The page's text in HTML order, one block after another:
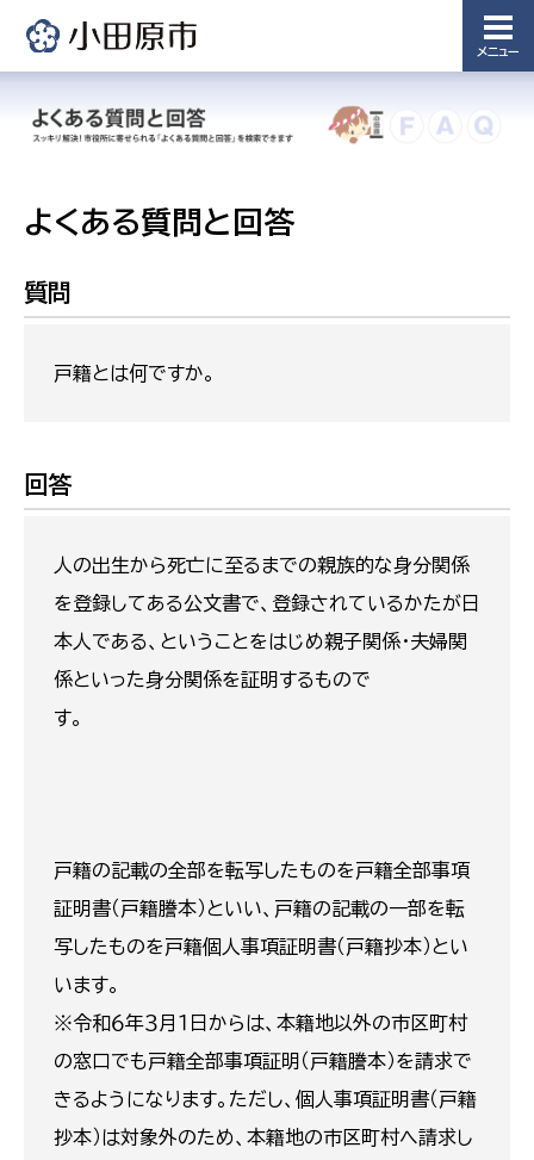
メニュー
よくある質問と回答
質問
戸籍とは何ですか。
回答
人の出生から死亡に至るまでの親族的な身分関係
を登録してある公文書で、登録されているかたが日
本人である、ということをはじめ親子関係・夫婦関
係といった身分関係を証明するもので
す。
戸籍の記載の全部を転写したものを戸籍全部事項
証明書（戸籍謄本）といい、戸籍の記載の一部を転
写したものを戸籍個人事項証明書（戸籍抄本）とい
います。
※令和６年３月１日からは、本籍地以外の市区町村
の窓口でも戸籍全部事項証明（戸籍謄本）を請求で
きるようになります。ただし、個人事項証明書（戸籍
抄本）は対象外のため、本籍地の市区町村へ請求し